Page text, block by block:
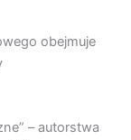
obejmuje
– autorstwa